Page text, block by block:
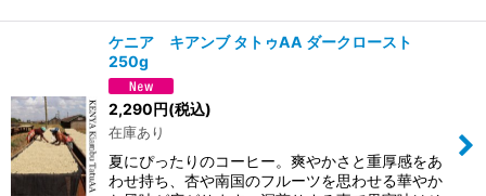
ケニア キアンブ タトゥAA ダークロースト
250g
2,290円(税込)
在庫あり
夏にぴったりのコーヒー。爽やかさと重厚感をあ
わせ持ち、杏や南国のフルーツを思わせる華やか